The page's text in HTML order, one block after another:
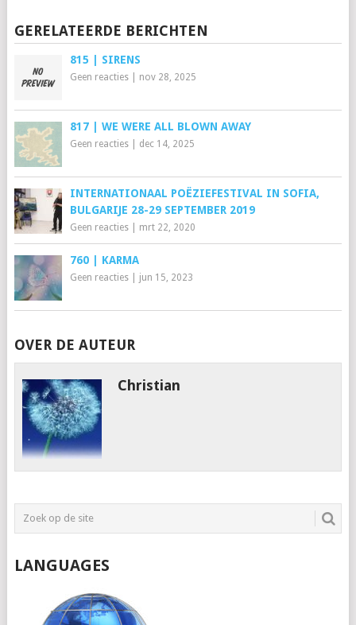
GERELATEERDE BERICHTEN
815 | SIRENS
Geen reacties| nov 28, 2025
817 | WE WERE ALL BLOWN AWAY
Geen reacties| dec 14, 2025
INTERNATIONAAL POËZIEFESTIVAL IN SOFIA,
BULGARIJE 28-29 SEPTEMBER 2019
Geen reacties| mrt 22, 2020
760 | KARMA
Geen reacties| jun 15, 2023
OVER DE AUTEUR
Christian
LANGUAGES